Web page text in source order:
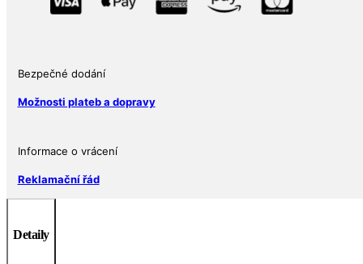
Bezpečné dodání
Možnosti plateb a dopravy
Informace o vrácení
Reklamační řád
Detaily